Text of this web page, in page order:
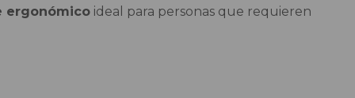
ergonómico ideal para personas que requieren